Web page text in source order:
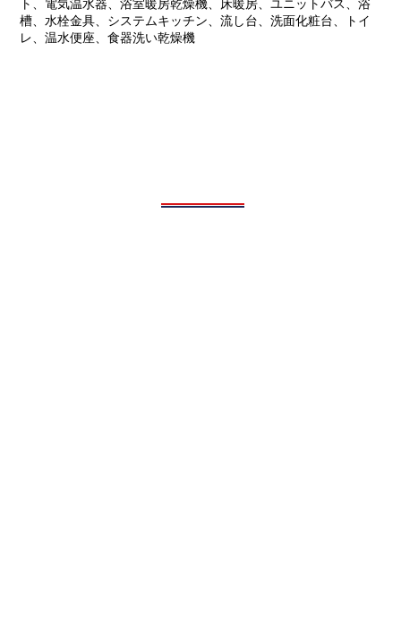
槽、水栓金具、システムキッチン、流し台、洗面化粧台、トイ
レ、温水便座、食器洗い乾燥機